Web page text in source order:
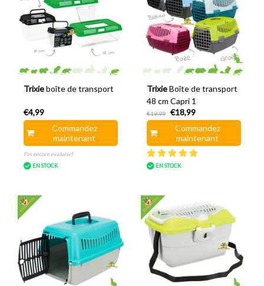
Trixie boîte de transport
€4,99
Commandez
maintenant
Pas encore évalué(e)
EN STOCK
Trixie Boîte de transport
48 cm Capri 1
€19,99
€18,99
Commandez
maintenant
EN STOCK